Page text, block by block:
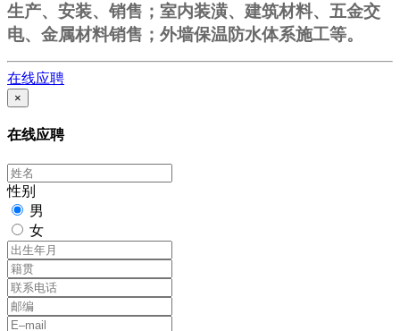
生产、安装、销售；室内装潢、建筑材料、五金交
电、金属材料销售；外墙保温防水体系施工等。
在线应聘
×
在线应聘
性别
男
女